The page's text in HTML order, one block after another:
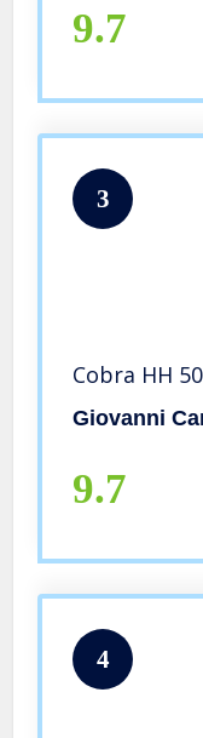
9.7
3
Cobra HH
Giovanni
9.7
4